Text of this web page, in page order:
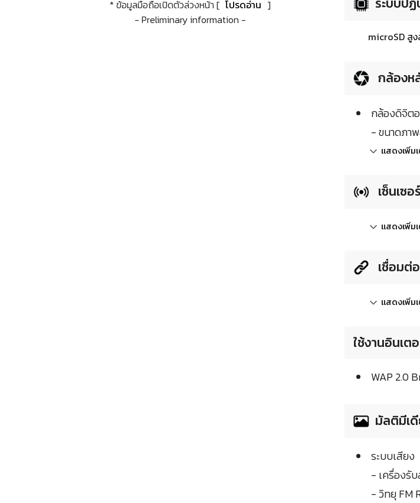
* ข้อมูลมือถือเปิดตัวล่วงหน้า [ โปรดอ่าน ]
- Preliminary information -
microSD สู
กล้องห
กล้องดิจิต
- ขนาดภา
แสดงเพิ่ม
เซ็นเซ
แสดงเพิ่ม
เชื่อมต่อ
แสดงเพิ่ม
ใช้งานอินเต
WAP 2.0
มัลติมีเ
ระบบเสียง
- เครื่องรั
- วิทยุ FM